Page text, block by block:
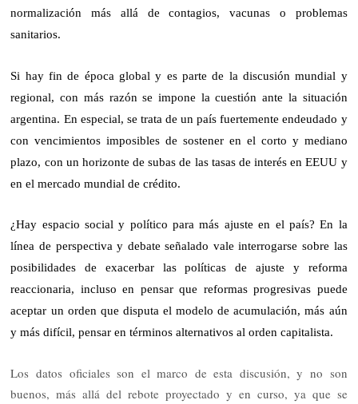
normalización más allá de contagios, vacunas o problemas
sanitarios.
Si hay fin de época global y es parte de la discusión mundial y
regional, con más razón se impone la cuestión ante la situación
argentina. En especial, se trata de un país fuertemente endeudado y
con vencimientos imposibles de sostener en el corto y mediano
plazo, con un horizonte de subas de las tasas de interés en EEUU y
en el mercado mundial de crédito.
¿Hay espacio social y político para más ajuste en el país? En la
línea de perspectiva y debate señalado vale interrogarse sobre las
posibilidades de exacerbar las políticas de ajuste y reforma
reaccionaria, incluso en pensar que reformas progresivas puede
aceptar un orden que disputa el modelo de acumulación, más aún
y más difícil, pensar en términos alternativos al orden capitalista.
Los datos oficiales son el marco de esta discusión, y no son
buenos, más allá del rebote proyectado y en curso, ya que se